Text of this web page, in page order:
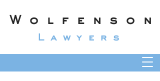
Wolfenson
Lawyers